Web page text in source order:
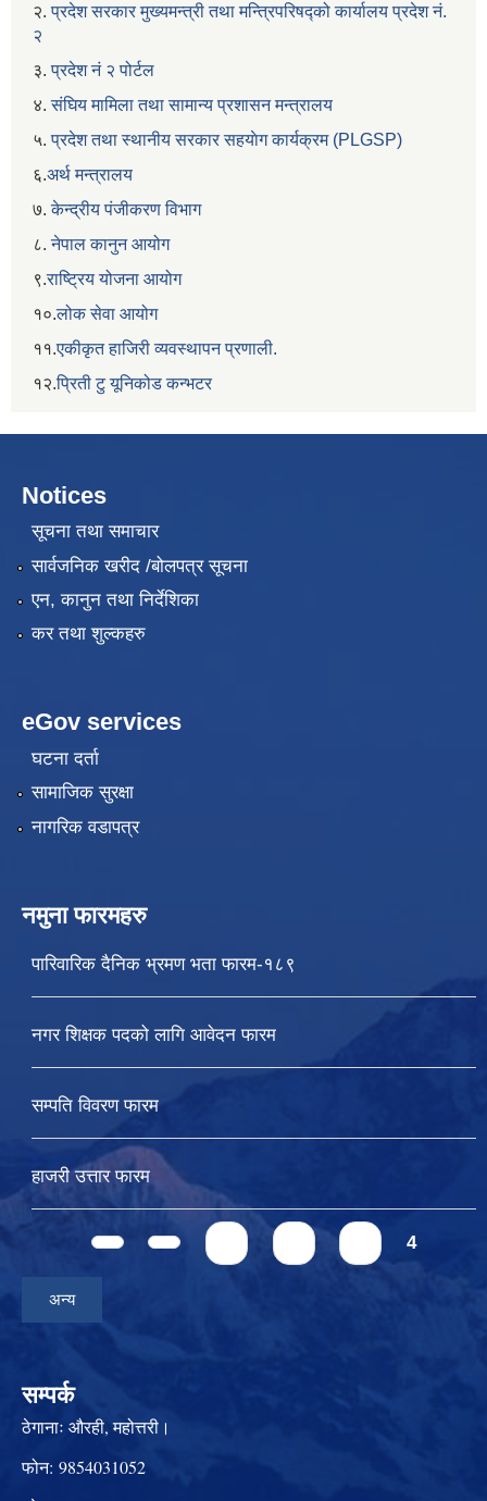
२. प्रदेश सरकार मुख्यमन्त्री तथा मन्त्रिपरिषद्को कार्यालय प्रदेश नं.
२
३.प्रदेश नं २ पोर्टल
४.संघिय मामिला तथा सामान्य प्रशासन मन्त्रालय
५.प्रदेश तथा स्थानीय सरकार सहयाेग कार्यक्रम (PLGSP)
६.अर्थ मन्त्रालय
७.केन्द्रीय पंजीकरण विभाग
८.नेपाल कानुन आयोग
९.राष्ट्रिय योजना आयोग
१०.लोक सेवा आयोग
११.एकीकृत हाजिरी व्यवस्थापन प्रणाली.
१२.प्रिती टु यूनिकोड कन्भटर
Notices
सूचना तथा समाचार
सार्वजनिक खरीद /बोलपत्र सूचना
एन, कानुन तथा निर्देशिका
कर तथा शुल्कहरु
eGov services
घटना दर्ता
सामाजिक सुरक्षा
नागरिक वडापत्र
नमुना फारमहरु
पारिवारिक दैनिक भ्रमण भता फारम-१८९
नगर शिक्षक पदको लागि आवेदन फारम
सम्पति विवरण फारम
हाजरी उत्तार फारम
Pages 4
अन्य
सम्पर्क
ठेगानाः औरही, महोत्तरी।
फोन: 9854031052